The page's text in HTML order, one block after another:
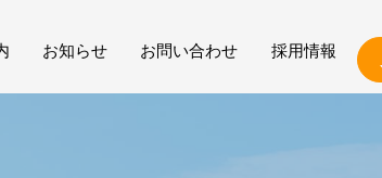
お知らせ お問い合わせ 採用情報